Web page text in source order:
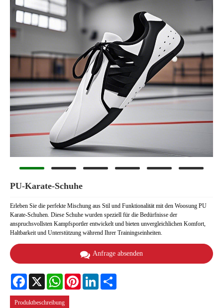
PU-Karate-Schuhe
Erleben Sie die perfekte Mischung aus Stil und Funktionalität mit den Woosung PU
Karate-Schuhen. Diese Schuhe wurden speziell für die Bedürfnisse der
anspruchsvollsten Kampfsportler entwickelt und bieten unvergleichlichen Komfort,
Haltbarkeit und Unterstützung während Ihrer Trainingseinheiten.
Anfrage absenden
FacebookX WhatsAppPinterestLinkedIn
Produktbeschreibung